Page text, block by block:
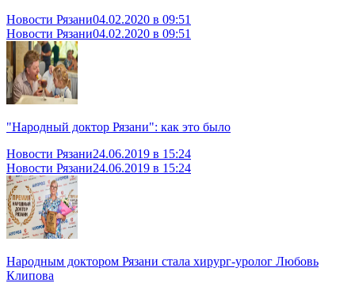
Новости Рязани04.02.2020 в 09:51
Новости Рязани04.02.2020 в 09:51
"Народный доктор Рязани": как это было
Новости Рязани24.06.2019 в 15:24
Новости Рязани24.06.2019 в 15:24
Народным доктором Рязани стала хирург-уролог Любовь
Клипова